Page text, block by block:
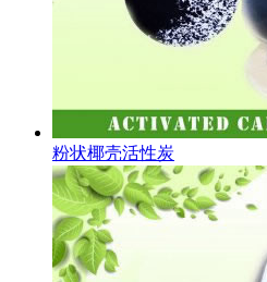
粉状椰壳活性炭